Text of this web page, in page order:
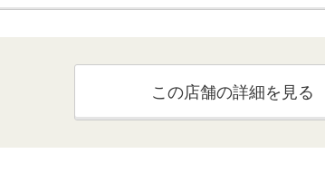
この店舗の詳細を見る